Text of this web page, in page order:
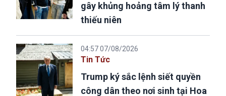
gây khủng hoảng tâm lý thanh
thiếu niên
04:57 07/08/2026
Tin Tức
Trump ký sắc lệnh siết quyền
công dân theo nơi sinh tại Hoa